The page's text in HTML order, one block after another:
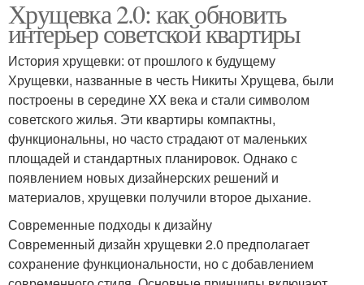
Хрущевка 2.0: как обновить
интерьер советской квартиры
История хрущевки: от прошлого к будущему
Хрущевки, названные в честь Никиты Хрущева, были
построены в середине XX века и стали символом
советского жилья. Эти квартиры компактны,
функциональны, но часто страдают от маленьких
площадей и стандартных планировок. Однако с
появлением новых дизайнерских решений и
материалов, хрущевки получили второе дыхание.
Современные подходы к дизайну
Современный дизайн хрущевки 2.0 предполагает
сохранение функциональности, но с добавлением